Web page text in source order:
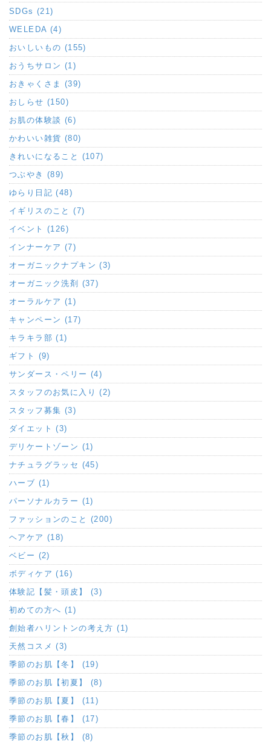
SDGs (21)
WELEDA (4)
おいしいもの (155)
おうちサロン (1)
おきゃくさま (39)
おしらせ (150)
お肌の体験談 (6)
かわいい雑貨 (80)
きれいになること (107)
つぶやき (89)
ゆらり日記 (48)
イギリスのこと (7)
イベント (126)
インナーケア (7)
オーガニックナプキン (3)
オーガニック洗剤 (37)
オーラルケア (1)
キャンペーン (17)
キラキラ部 (1)
ギフト (9)
サンダース・ペリー (4)
スタッフのお気に入り (2)
スタッフ募集 (3)
ダイエット (3)
デリケートゾーン (1)
ナチュラグラッセ (45)
ハーブ (1)
パーソナルカラー (1)
ファッションのこと (200)
ヘアケア (18)
ベビー (2)
ボディケア (16)
体験記【髪・頭皮】 (3)
初めての方へ (1)
創始者ハリントンの考え方 (1)
天然コスメ (3)
季節のお肌【冬】 (19)
季節のお肌【初夏】 (8)
季節のお肌【夏】 (11)
季節のお肌【春】 (17)
季節のお肌【秋】 (8)